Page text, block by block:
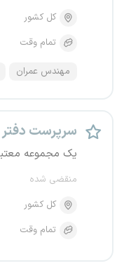
کل کشور
تمام وقت
مهندس عمران
سرپرست دفتر
یک مجموعه
منقضی شده
کل کشور
تمام وقت